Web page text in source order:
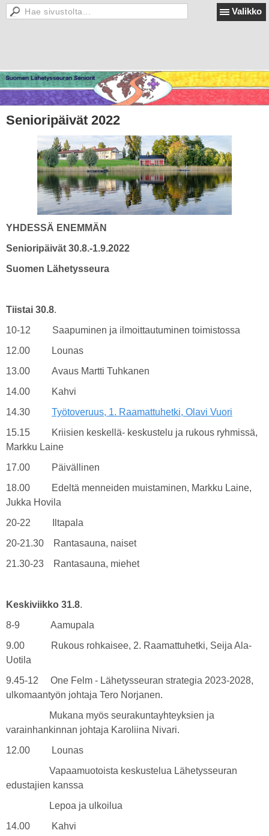
Valikko
Senioripäivät 2022
YHDESSÄ ENEMMÄN
Senioripäivät 30.8.-1.9.2022
Suomen Lähetysseura
Tiistai 30.8.
10-12 Saapuminen ja ilmoittautuminen toimistossa
12.00 Lounas
13.00 Avaus Martti Tuhkanen
14.00 Kahvi
14.30 Työtoveruus, 1. Raamattuhetki, Olavi Vuori
15.15 Kriisien keskellä- keskustelu ja rukous ryhmissä,
Markku Laine
17.00 Päivällinen
18.00 Edeltä menneiden muistaminen, Markku Laine,
Jukka Hovila
20-22 Iltapala
20-21.30 Rantasauna, naiset
21.30-23 Rantasauna, miehet
Keskiviikko 31.8.
8-9 Aamupala
9.00 Rukous rohkaisee, 2. Raamattuhetki, Seija Ala-
Uotila
9.45-12 One Felm - Lähetysseuran strategia 2023-2028,
ulkomaantyön johtaja Tero Norjanen.
Mukana myös seurakuntayhteyksien ja
varainhankinnan johtaja Karoliina Nivari.
12.00 Lounas
Vapaamuotoista keskustelua Lähetysseuran
edustajien kanssa
Lepoa ja ulkoilua
14.00 Kahvi